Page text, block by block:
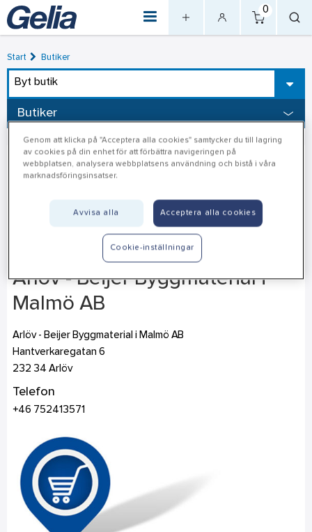
0
Start Butiker
Byt butik
Butiker
Arlöv - Beijer Byggmaterial i
Malmö AB
Arlöv - Beijer Byggmaterial i Malmö AB
Hantverkaregatan 6
232 34 Arlöv
Telefon
+46 752413571
Genom att klicka på "Acceptera alla cookies" samtycker du till lagring
av cookies på din enhet för att förbättra navigeringen på
webbplatsen, analysera webbplatsens användning och bistå i våra
marknadsföringsinsatser.
Avvisa alla Acceptera alla cookies
Cookie-inställningar